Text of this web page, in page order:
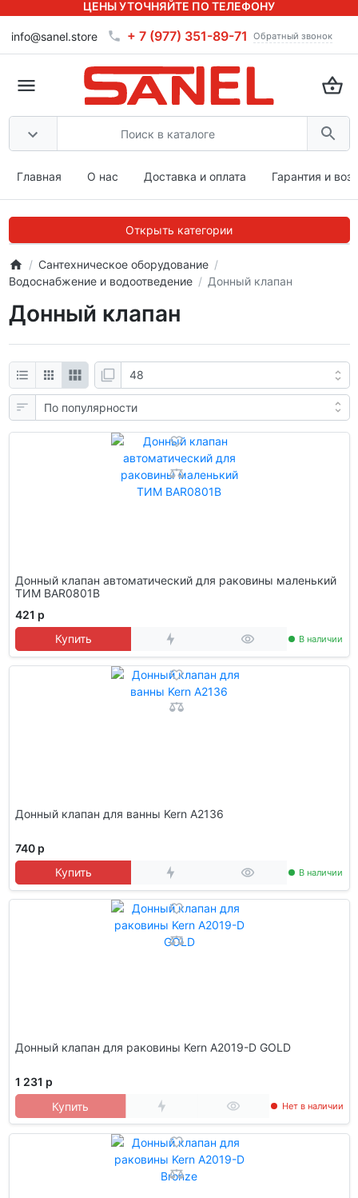
ЦЕНЫ УТОЧНЯЙТЕ ПО ТЕЛЕФОНУ
info@sanel.store + 7 (977) 351-89-71 Обратный звонок
Главная О нас Доставка и оплата Гарантия и
Открыть категории
Сантехническое оборудование
Водоснабжение и водоотведение
Донный клапан
Донный клапан
Донный клапан автоматический для раковины маленький
ТИМ BAR0801B
421 р
Купить
В наличии
Донный клапан для ванны Kern A2136
740 р
Купить
В наличии
Донный клапан для раковины Kern A2019-D GOLD
1 231 р
Купить
Нет в наличии